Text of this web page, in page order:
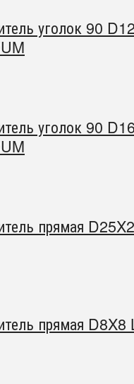
уголок 90
уголок 90
прямая
прямая D8X8